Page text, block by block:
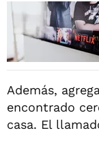
Además,
encontrado
casa. El